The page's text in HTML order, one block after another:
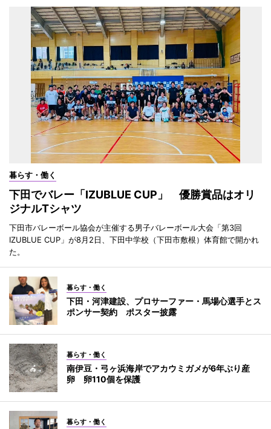
暮らす・働く
下田でバレー「IZUBLUE CUP」 優勝賞品はオリ
ジナルTシャツ
下田市バレーボール協会が主催する男子バレーボール大会「第3回
IZUBLUE CUP」が8月2日、下田中学校（下田市敷根）体育館で開かれ
た。
暮らす・働く
下田・河津建設、プロサーファー・馬場心選手とス
ポンサー契約 ポスター披露
暮らす・働く
南伊豆・弓ヶ浜海岸でアカウミガメが6年ぶり産
卵 卵110個を保護
暮らす・働く